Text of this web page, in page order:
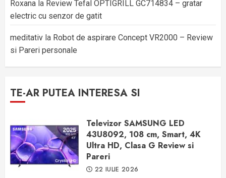
Roxana la Review Tefal OPTIGRILL GC714834 – gratar
electric cu senzor de gatit
meditativ la Robot de aspirare Concept VR2000 – Review
si Pareri personale
TE-AR PUTEA INTERESA SI
Televizor SAMSUNG LED
43U8092, 108 cm, Smart, 4K
Ultra HD, Clasa G Review si
Pareri
22 IULIE 2026